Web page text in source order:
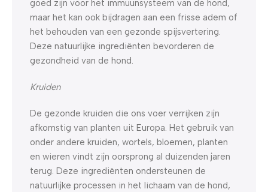
goed zijn voor het immuunsysteem van de hond,
maar het kan ook bijdragen aan een frisse adem of
het behouden van een gezonde spijsvertering.
Deze natuurlijke ingrediënten bevorderen de
gezondheid van de hond.
Kruiden
De gezonde kruiden die ons voer verrijken zijn
afkomstig van planten uit Europa. Het gebruik van
onder andere kruiden, wortels, bloemen, planten
en wieren vindt zijn oorsprong al duizenden jaren
terug. Deze ingrediënten ondersteunen de
natuurlijke processen in het lichaam van de hond,